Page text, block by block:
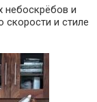
небоскрёбов и
скорости и стиле